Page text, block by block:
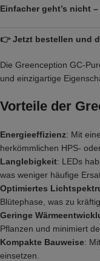
Einfacher geht’s nicht
👉 Jetzt bestellen und
Die Greenception GC-
und einzigartige
Vorteile der
Energieeffizienz: Mit
herkömmlichen HPS-
Langlebigkeit: LEDs
was weniger häufige
Optimiertes
Blütephase, was zu
Geringe
Pflanzen und minimiert
Kompakte Bauweise:
einsetzen.